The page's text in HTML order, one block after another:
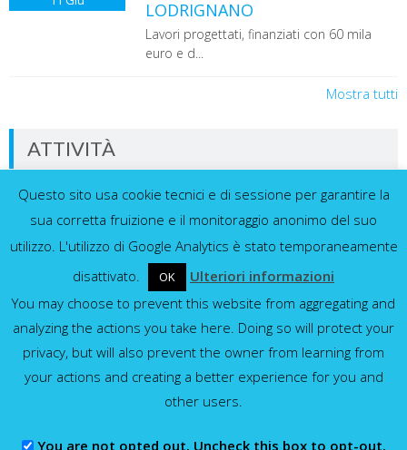
LODRIGNANO
Lavori progettati, finanziati con 60 mila
euro e d...
Mostra tutti
ATTIVITÀ
Dati in tempo reale dalla nostra rete di
sensori
Idrometri e pluviometri
Mostra tutti
Questo sito usa cookie tecnici e di sessione per garantire la
sua corretta fruizione e il monitoraggio anonimo del suo
utilizzo. L'utilizzo di Google Analytics è stato temporaneamente
disattivato.
OK
Ulteriori informazioni
You may choose to prevent this website from aggregating and
analyzing the actions you take here. Doing so will protect your
privacy, but will also prevent the owner from learning from
your actions and creating a better experience for you and
other users.
You are not opted out. Uncheck this box to opt-out.